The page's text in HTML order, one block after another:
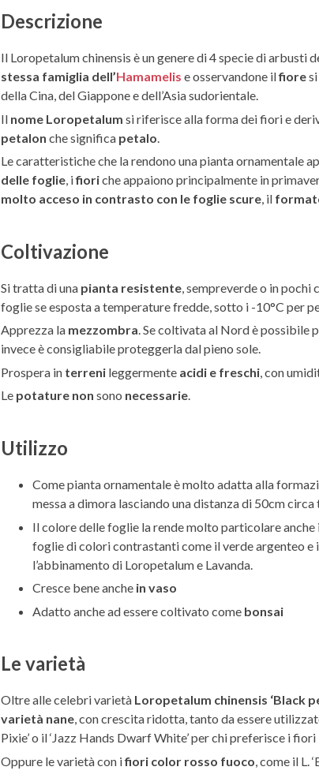
Descrizione
Il Loropetalum chinensis è un genere di 4 specie di arbusti
stessa famiglia dell’Hamamelis e osservandone ilfioresi
della Cina, del Giappone e dell’Asia sudorientale.
Il nome Loropetalum si riferisce alla forma dei fiori e
petalon che significa petalo
Le caratteristiche che la rendono una pianta ornamentale
delle foglie, ifioriche appaiono principalmente in
molto acceso in contrasto con le foglie scure, il
Coltivazione
Si tratta di una pianta resistente, sempreverde o in pochi
foglie se esposta a temperature fredde, sotto i -10°C per
Apprezza la mezzombra. Se coltivata al Nord è possibile
invece è consigliabile proteggerla dal pieno sole.
Prospera in terrenileggermente acidi e freschi, con
Le potature non sono necessarie.
Utilizzo
Come pianta ornamentale è molto adatta alla
messa a dimora lasciando una distanza di 50cm circa
Il colore delle foglie la rende molto particolare anche
foglie di colori contrastanti come il verde argenteo
l’abbinamento di Loropetalum e Lavanda.
Cresce bene anche in vaso
Adatto anche ad essere coltivato come bonsai
Le varietà
Oltre alle celebri varietà Loropetalum chinensis ‘Black
varietà nane, con crescita ridotta, tanto da essere
Pixie’ o il ‘Jazz Hands Dwarf White’ per chi preferisce i
Oppure le varietà con ifiori color rosso fuoco, come il L.